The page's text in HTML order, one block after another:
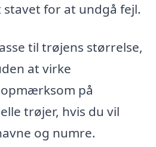
for at undgå fejl.
til trøjens størrelse,
at virke
på
trøjer, hvis du vil
og numre.